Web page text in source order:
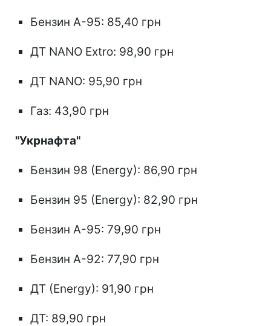
Бензин А-95: 85,40 грн
ДТ NANO Extro: 98,90 грн
ДТ NANO: 95,90 грн
Газ: 43,90 грн
"Укрнафта"
Бензин 98 (Energy): 86,90 грн
Бензин 95 (Energy): 82,90 грн
Бензин А-95: 79,90 грн
Бензин А-92: 77,90 грн
ДТ (Energy): 91,90 грн
ДТ: 89,90 грн